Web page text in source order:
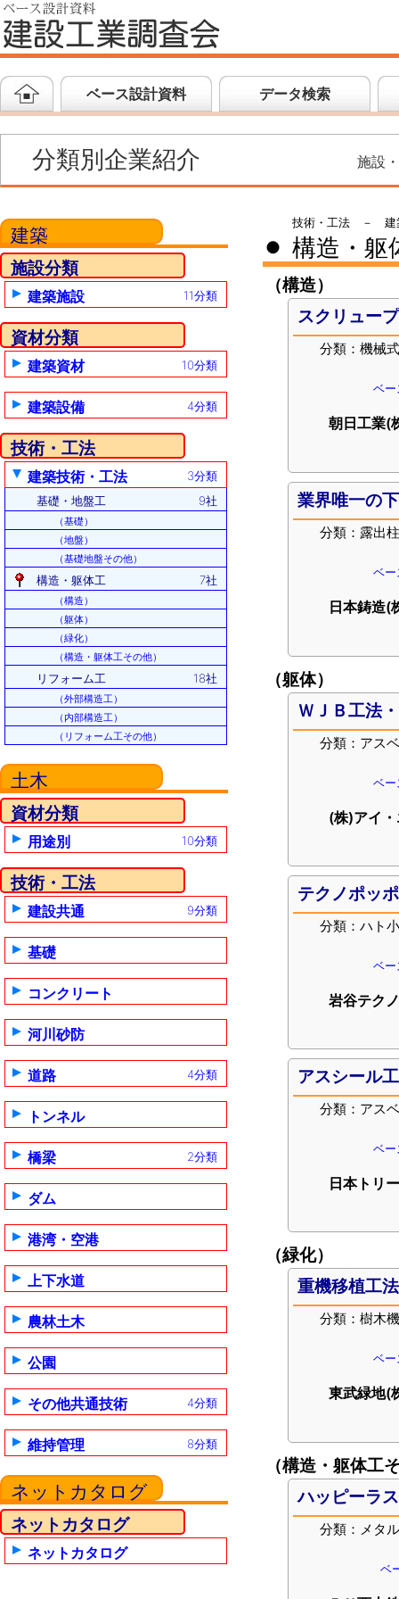
ベース設計資料 データ検索
分類別企業紹介 施設
建築
施設分類
建築施設 11分類
資材分類
建築資材 10分類
建築設備 4分類
技術・工法
建築技術・工法
3分類
基礎・地盤工
9社
（基礎）
（地盤）
（基礎地盤その他）
構造・躯体工 7社
（構造）
（躯体）
（緑化）
（構造・躯体工その他）
リフォーム工 18社
（外部構造工）
（内部構造工）
（リフォーム工その他）
土木
資材分類
用途別 10分類
技術・工法
建設共通 9分類
基礎
コンクリート
河川砂防
道路 4分類
トンネル
橋梁 2分類
ダム
港湾・空港
上下水道
農林土木
公園
その他共通技術 4分類
維持管理 8分類
ネットカタログ
ネットカタログ
ネットカタログ
技術・工法 － 建
● 構造・躯
（構造）
スクリュー
分類：機械
ベ
朝日工業(
業界唯一の
分類：露出
ベ
日本鋳造(
（躯体）
ＷＪＢ工法
分類：アス
ベ
(株)アイ
テクノポッポ
分類：ハト
ベ
岩谷テク
アスシール
分類：アス
ベ
日本トリ
（緑化）
重機移植工法
分類：樹木
ベ
東武緑地(
（構造・躯体工
ハッピーラ
分類：メタ
ベ